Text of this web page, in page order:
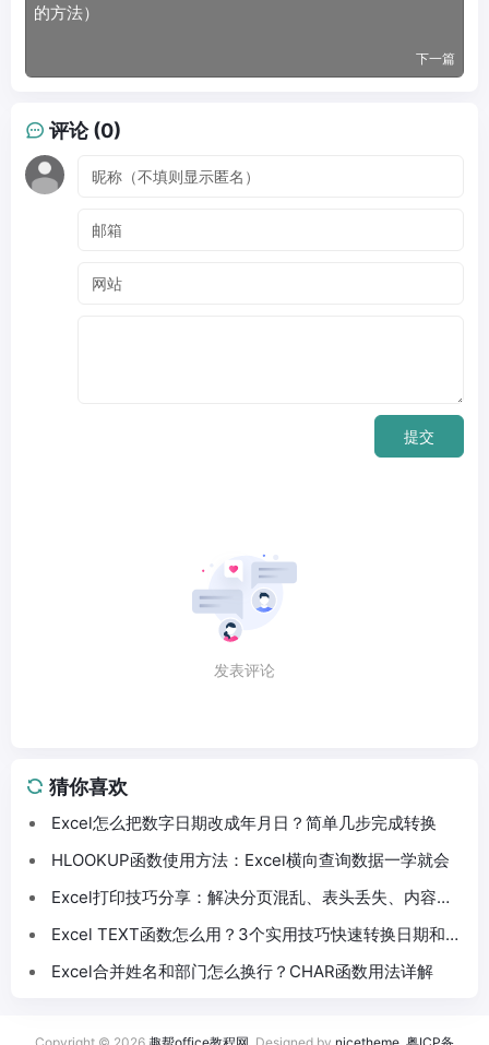
的方法）
下一篇
评论 (0)
提交
发表评论
猜你喜欢
Excel怎么把数字日期改成年月日？简单几步完成转换
HLOOKUP函数使用方法：Excel横向查询数据一学就会
Excel打印技巧分享：解决分页混乱、表头丢失、内容截
Excel TEXT函数怎么用？3个实用技巧快速转换日期和数
Excel合并姓名和部门怎么换行？CHAR函数用法详解